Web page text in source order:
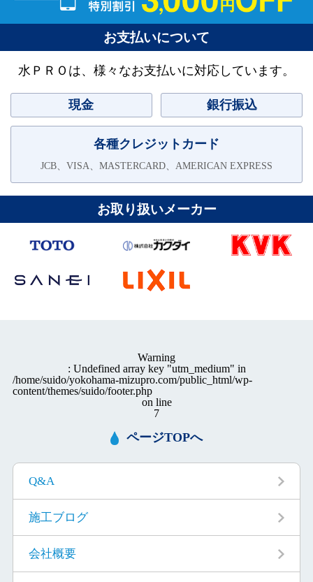
お支払いについて
水ＰＲＯは、様々なお支払いに対応しています。
現金 銀行振込
各種クレジットカード
JCB、VISA、MASTERCARD、AMERICAN EXPRESS
お取り扱いメーカー
Warning
: Undefined array key "utm_medium" in
/home/suido/yokohama-mizupro.com/public_html/wp-
content/themes/suido/footer.php
on line
7
ページTOPへ
Q&A
施工ブログ
会社概要